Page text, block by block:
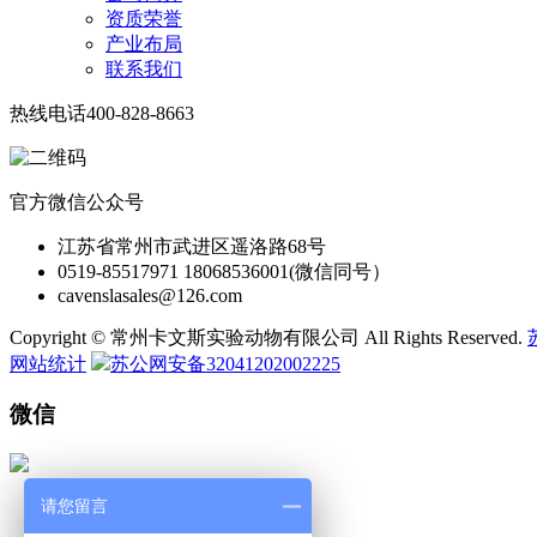
资质荣誉
产业布局
联系我们
热线电话400-828-8663
官方微信公众号
江苏省常州市武进区遥洛路68号
0519-85517971 18068536001(微信同号）
cavenslasales@126.com
Copyright © 常州卡文斯实验动物有限公司 All Rights Reserved.
网站统计
苏公网安备32041202002225
微信
微 信
请您留言